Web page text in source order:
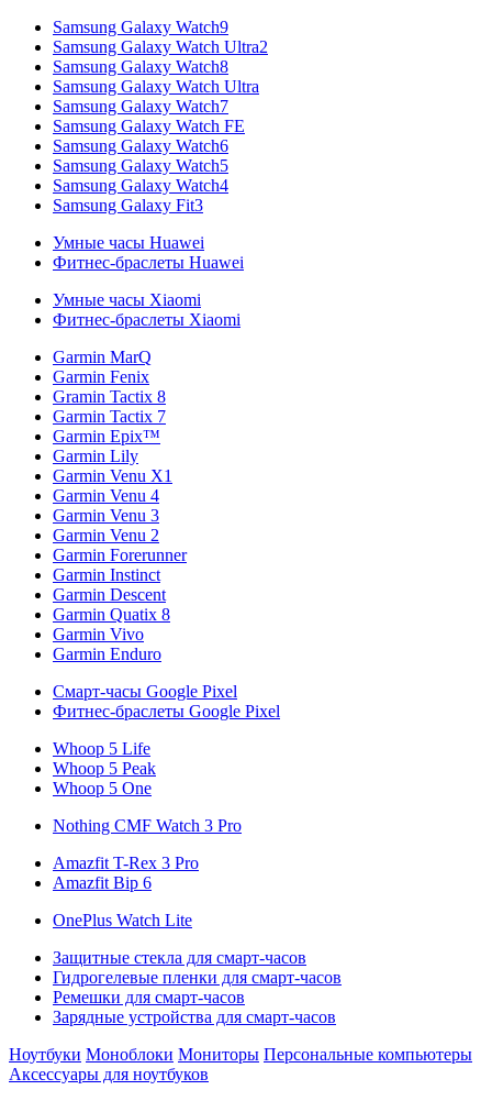
Samsung Galaxy Watch9
Samsung Galaxy Watch Ultra2
Samsung Galaxy Watch8
Samsung Galaxy Watch Ultra
Samsung Galaxy Watch7
Samsung Galaxy Watch FE
Samsung Galaxy Watch6
Samsung Galaxy Watch5
Samsung Galaxy Watch4
Samsung Galaxy Fit3
Умные часы Huawei
Фитнес-браслеты Huawei
Умные часы Xiaomi
Фитнес-браслеты Xiaomi
Garmin MarQ
Garmin Fenix
Gramin Tactix 8
Garmin Tactix 7
Garmin Epix™
Garmin Lily
Garmin Venu X1
Garmin Venu 4
Garmin Venu 3
Garmin Venu 2
Garmin Forerunner
Garmin Instinct
Garmin Descent
Garmin Quatix 8
Garmin Vivo
Garmin Enduro
Смарт-часы Google Pixel
Фитнес-браслеты Google Pixel
Whoop 5 Life
Whoop 5 Peak
Whoop 5 One
Nothing CMF Watch 3 Pro
Amazfit T-Rex 3 Pro
Amazfit Bip 6
OnePlus Watch Lite
Защитные стекла для смарт-часов
Гидрогелевые пленки для смарт-часов
Ремешки для смарт-часов
Зарядные устройства для смарт-часов
Ноутбуки Моноблоки Мониторы Персональные компьютеры
Аксессуары для ноутбуков